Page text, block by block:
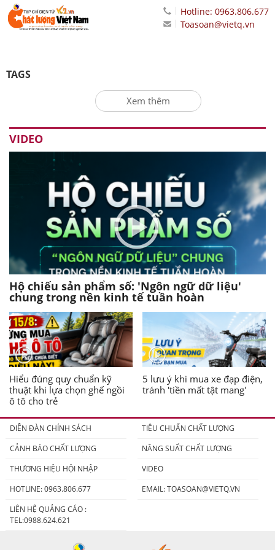
Hotline: 0963.806.677
Toasoan@vietq.vn
TAGS
Xem thêm
VIDEO
Hộ chiếu sản phẩm số: 'Ngôn ngữ dữ liệu'
chung trong nền kinh tế tuần hoàn
Hiểu đúng quy chuẩn kỹ
thuật khi lựa chọn ghế ngồi
ô tô cho trẻ
5 lưu ý khi mua xe đạp điện,
tránh 'tiền mất tật mang'
DIỄN ĐÀN CHÍNH SÁCH
TIÊU CHUẨN CHẤT LƯỢNG
CẢNH BÁO CHẤT LƯỢNG
NĂNG SUẤT CHẤT LƯỢNG
THƯƠNG HIỆU HỘI NHẬP
VIDEO
HOTLINE: 0963.806.677
EMAIL:TOASOAN@VIETQ.VN
LIÊN HỆ QUẢNG CÁO :
TEL:0988.624.621